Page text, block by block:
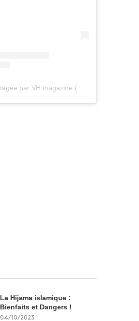
La Hijama islamique :
Bienfaits et Dangers !
04/10/2023